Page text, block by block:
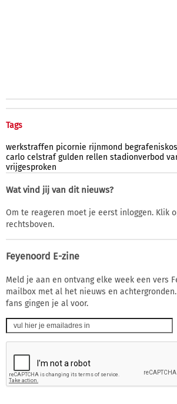
Tags
werkstraffen picornie rijnmond
carlo celstraf gulden rellen stadionverbod
vrijgesproken
Wat vind jij van dit nieuws?
Om te reageren moet je eerst inloggen. Klik
rechtsboven.
Feyenoord E-zine
Meld je aan en ontvang elke week een vers
mailbox met al het nieuws en achtergronden.
fans gingen je al voor.